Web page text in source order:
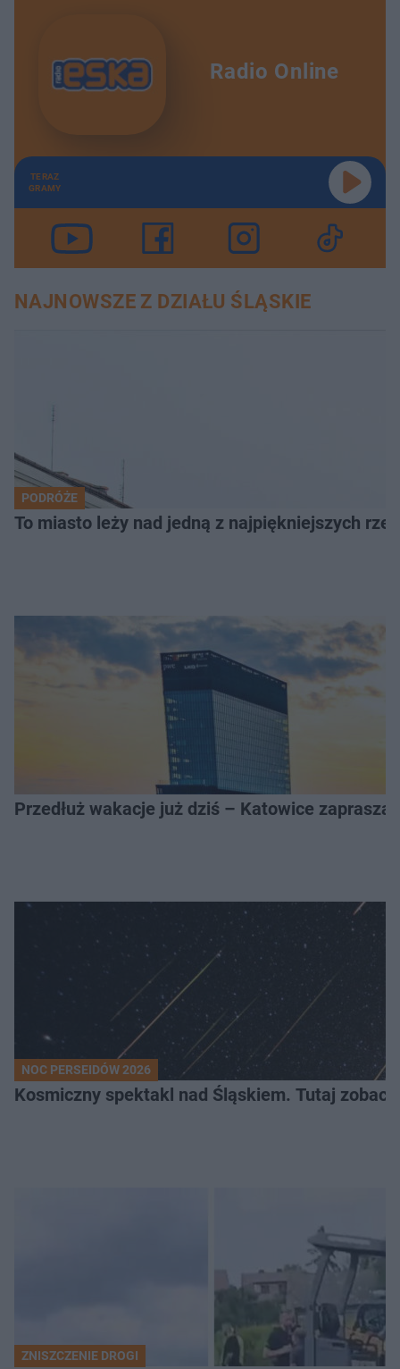
Radio Online
TERAZ
GRAMY
NAJNOWSZE Z DZIAŁU ŚLĄSKIE
PODRÓŻE
To miasto leży nad jedną z najpiękniejszych
Przedłuż wakacje już dziś – Katowice
NOC PERSEIDÓW 2026
Kosmiczny spektakl nad Śląskiem. Tutaj
ZNISZCZENIE DROGI